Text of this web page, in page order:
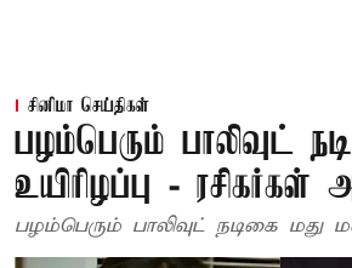
சினிமா செய்திகள்
பழம்பெரும் பாலிவுட்
உயிரிழப்பு - ரசிகர்கள்
பழம்பெரும் பாலிவுட் நடிகை